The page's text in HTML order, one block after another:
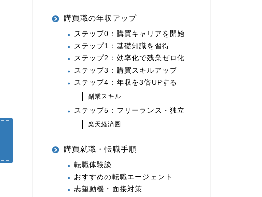
購買職の年収アップ
ステップ0：購買キャリアを開始
ステップ1：基礎知識を習得
ステップ2：効率化で残業ゼロ化
ステップ3：購買スキルアップ
ステップ4：年収を3倍UPする
副業スキル
ステップ5：フリーランス・独立
楽天経済圏
購買就職・転職手順
転職体験談
おすすめの転職エージェント
志望動機・面接対策